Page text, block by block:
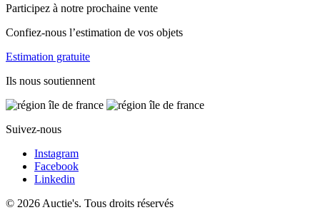
Participez à notre prochaine vente
Confiez-nous l’estimation de vos objets
Estimation gratuite
Ils nous soutiennent
Suivez-nous
Instagram
Facebook
Linkedin
© 2026 Auctie's. Tous droits réservés